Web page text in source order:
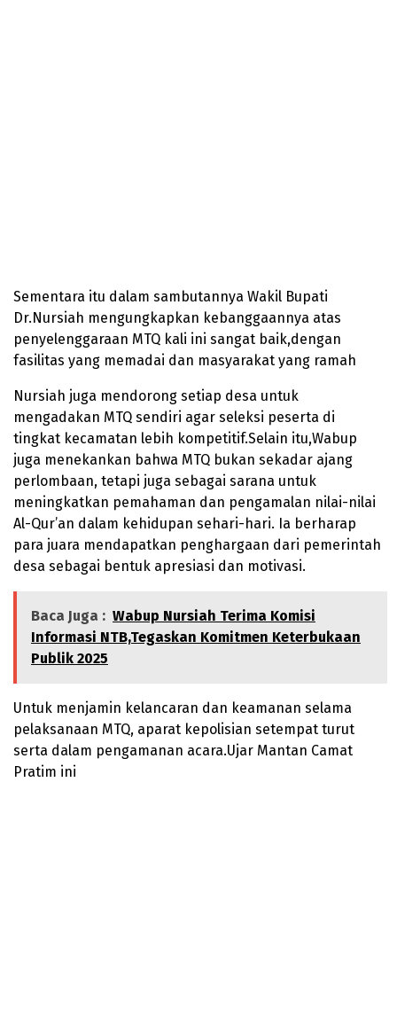
Sementara itu dalam sambutannya Wakil Bupati
Dr.Nursiah mengungkapkan kebanggaannya atas
penyelenggaraan MTQ kali ini sangat baik,dengan
fasilitas yang memadai dan masyarakat yang ramah
Nursiah juga mendorong setiap desa untuk
mengadakan MTQ sendiri agar seleksi peserta di
tingkat kecamatan lebih kompetitif.Selain itu,Wabup
juga menekankan bahwa MTQ bukan sekadar ajang
perlombaan, tetapi juga sebagai sarana untuk
meningkatkan pemahaman dan pengamalan nilai-nilai
Al-Qur’an dalam kehidupan sehari-hari. Ia berharap
para juara mendapatkan penghargaan dari pemerintah
desa sebagai bentuk apresiasi dan motivasi.
Baca Juga : Wabup Nursiah Terima Komisi
Informasi NTB,Tegaskan Komitmen Keterbukaan
Publik 2025
Untuk menjamin kelancaran dan keamanan selama
pelaksanaan MTQ, aparat kepolisian setempat turut
serta dalam pengamanan acara.Ujar Mantan Camat
Pratim ini